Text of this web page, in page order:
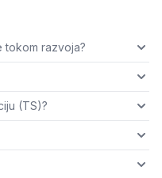
tokom razvoja?
(TS)?